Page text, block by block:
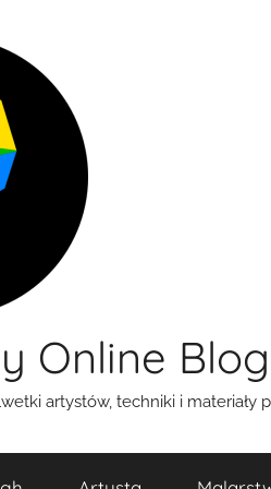
Online Blog
artystów, techniki i materiały